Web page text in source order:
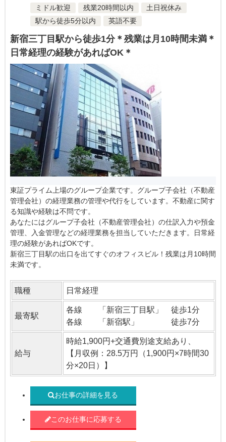
ミドル歓迎 残業20時間以内
土日祝休み
駅から徒歩5分以内
英語不要
新宿三丁目駅から徒歩1分＊残業は月10時間未満＊
日常経理の経験があればOK＊
東証プライム上場のグループ企業です。グループ子会社（不動産
管理会社）の経理業務の管理や代行をしています。不動産に関す
る知識や経験は不問です。
あなたにはグループ子会社（不動産管理会社）の仕訳入力や預金
管理、入金管理などの経理業務を担当していただきます。日常経
理の経験があればOKです。
新宿三丁目駅の出口を出てすぐのオフィスビル！残業は月10時間
未満です。
職種 日常経理
最寄駅
各線 「新宿三丁目駅」 徒歩1分
各線 「新宿駅」 徒歩7分
給与
時給1,900円+交通費別途支給あり、
【月収例：28.5万円（1,900円×7時間30
分×20日）】
お仕事の詳細を見る
このお仕事に応募する